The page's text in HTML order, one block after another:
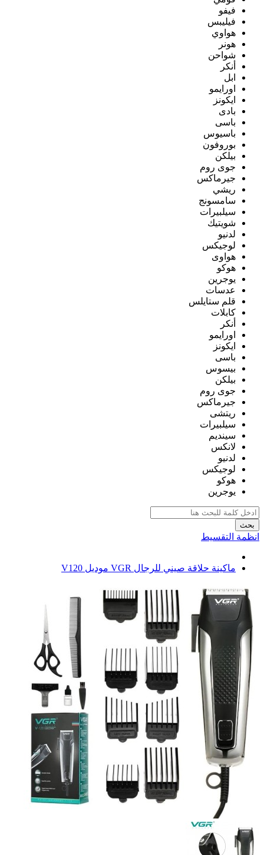
فيفو
فيليبس
هواوي
هونر
شواحن
أنكر
ابل
اورايمو
ايكونز
بادى
باسى
باسيوس
بوروفون
بيلكن
جوى روم
جيرماكس
ريشي
سامسونج
سيلبيرات
شويتيك
لدنيو
لوجيكس
هواوى
هوكو
يوجرين
عدسات
قلم ستايلس
كابلات
أنكر
اورايمو
ايكونز
باسى
بيسوس
بيلكن
جوى روم
جيرماكس
ريتشى
سيلبيرات
سينديم
لانكس
لدنيو
لوجيكس
هوكو
يوجرين
بحث
انظمة التقسيط
ماكينة حلاقة صيني للرجال VGR موديل V120